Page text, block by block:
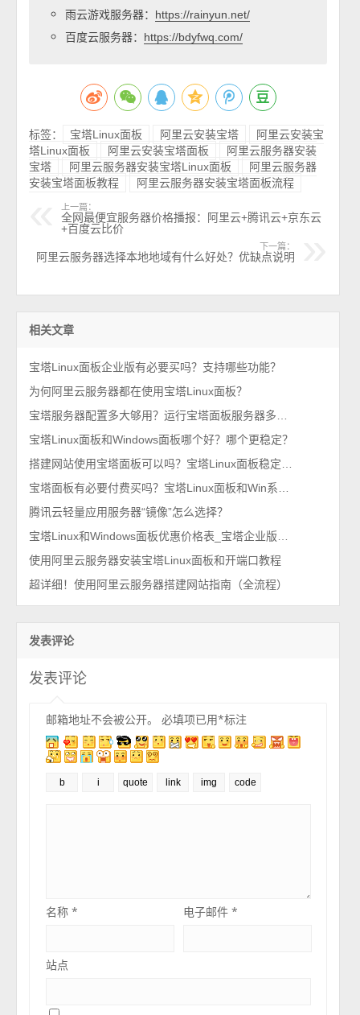
雨云游戏服务器： https://rainyun.net/
百度云服务器： https://bdyfwq.com/
标签： 宝塔Linux面板 阿里云安装宝塔
阿里云安装宝
塔Linux面板
阿里云安装宝塔面板
阿里云服务器安装
宝塔
阿里云服务器安装宝塔Linux面板
阿里云服务器
安装宝塔面板教程
阿里云服务器安装宝塔面板流程
上一篇：
全网最便宜服务器价格播报：阿里云+腾讯云+京东云
+百度云比价
下一篇：
阿里云服务器选择本地地域有什么好处？优缺点说明
相关文章
宝塔Linux面板企业版有必要买吗？支持哪些功能？
为何阿里云服务器都在使用宝塔Linux面板？
宝塔Linux面板和Windows面板哪个好？哪个更稳定？
腾讯云轻量应用服务器“镜像”怎么选择？
使用阿里云服务器安装宝塔Linux面板和开端口教程
超详细！使用阿里云服务器搭建网站指南（全流程）
发表评论
发表评论
邮箱地址不会被公开。 必填项已用*标注
名称* 电子邮件*
站点